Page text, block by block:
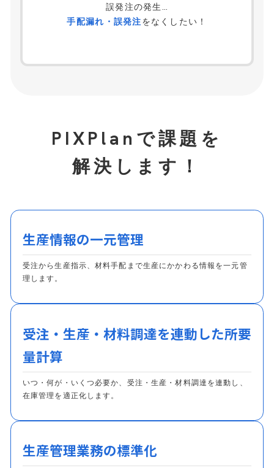
誤発注の発生…
手配漏れ・誤発注をなくしたい！
PIXPlanで課題を
解決します！
生産情報の一元管理
受注から生産指示、材料手配まで生産にかかわる情報を一元管
理します。
受注・生産・材料調達を連動した所要
量計算
いつ・何が・いくつ必要か、受注・生産・材料調達を連動し、
在庫管理を適正化します。
生産管理業務の標準化